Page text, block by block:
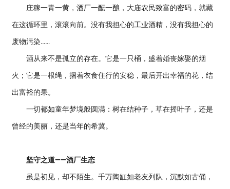
庄稼一青一黄，酒厂一酝一酿，大庙农民致富的密码，就藏
在这循环里，滚滚向前。没有我担心的工业酒精，没有我担心的
废物污染……
酒从来不是孤立的存在。它是一只桶，盛着婚丧嫁娶的烟
火；它是一根绳，捆着衣食住行的安稳，最后开出幸福的花，结
出富裕的果。
一切都如童年梦境般圆满：树在结种子，草在摇叶子，还是
曾经的美丽，还是当年的希冀。
坚守之道——酒厂生态
虽是初见，却不陌生。千万陶缸如老友列队，沉默如古俑，